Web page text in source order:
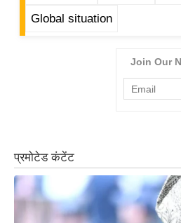
Global situation